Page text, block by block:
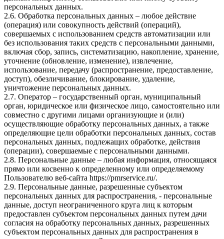
персональных данных.
2.6. Обработка персональных данных – любое действие
(операция) или совокупность действий (операций),
совершаемых с использованием средств автоматизации или
без использования таких средств с персональными данными,
включая сбор, запись, систематизацию, накопление, хранение,
уточнение (обновление, изменение), извлечение,
использование, передачу (распространение, предоставление,
доступ), обезличивание, блокирование, удаление,
уничтожение персональных данных.
2.7. Оператор – государственный орган, муниципальный
орган, юридическое или физическое лицо, самостоятельно или
совместно с другими лицами организующие и (или)
осуществляющие обработку персональных данных, а также
определяющие цели обработки персональных данных, состав
персональных данных, подлежащих обработке, действия
(операции), совершаемые с персональными данными.
2.8. Персональные данные – любая информация, относящаяся
прямо или косвенно к определенному или определяемому
Пользователю веб-сайта https://pmrservice.ru/.
2.9. Персональные данные, разрешенные субъектом
персональных данных для распространения, - персональные
данные, доступ неограниченного круга лиц к которым
предоставлен субъектом персональных данных путем дачи
согласия на обработку персональных данных, разрешенных
субъектом персональных данных для распространения в